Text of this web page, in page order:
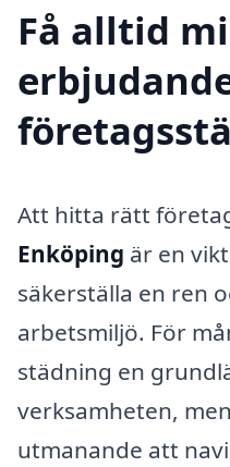
Få alltid
Att hitta rätt
Enköping är en
säkerställa en ren
arbetsmiljö. För
städning en
verksamheten,
utmanande att